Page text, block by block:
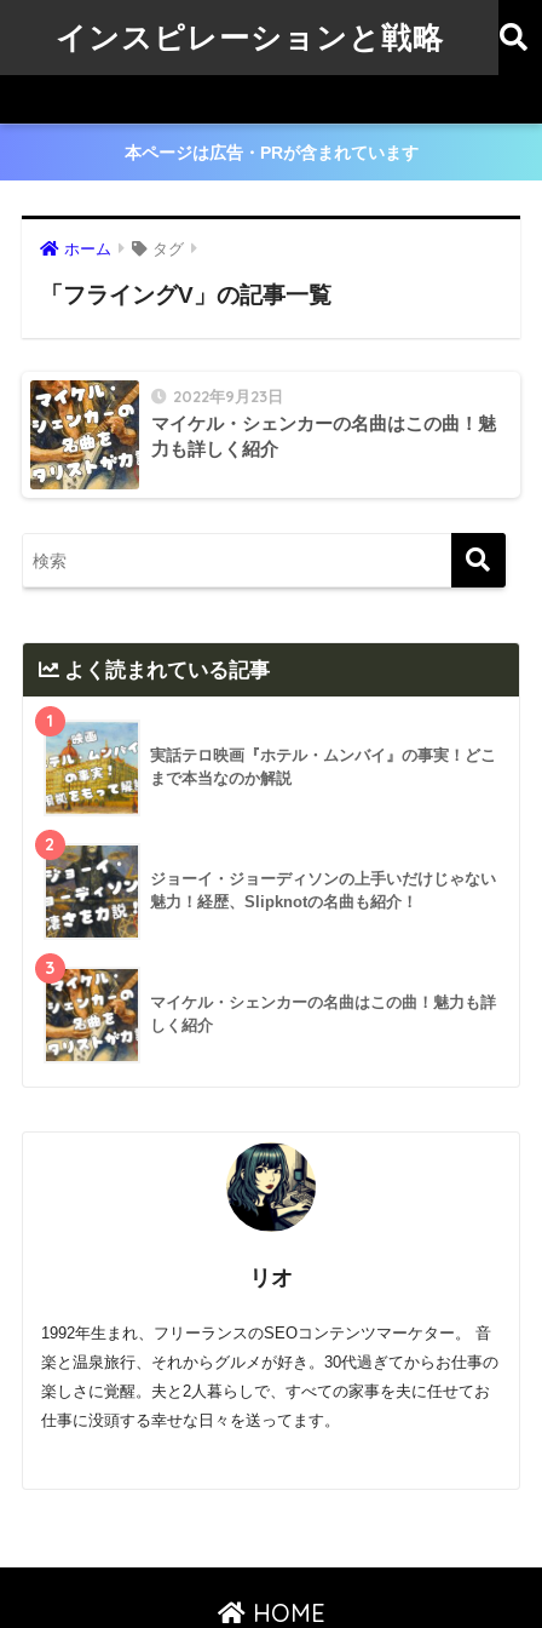
インスピレーションと戦略
本ページは広告・PRが含まれています
ホーム タグ
「フライングV」の記事一覧
2022年9月23日
マイケル・シェンカーの名曲はこの曲！魅
力も詳しく紹介
よく読まれている記事
1
実話テロ映画『ホテル・ムンバイ』の事実！どこ
まで本当なのか解説
2
ジョーイ・ジョーディソンの上手いだけじゃない
魅力！経歴、Slipknotの名曲も紹介！
3
マイケル・シェンカーの名曲はこの曲！魅力も詳
しく紹介
リオ
1992年生まれ、フリーランスのSEOコンテンツマーケター。 音
楽と温泉旅行、それからグルメが好き。30代過ぎてからお仕事の
楽しさに覚醒。夫と2人暮らしで、すべての家事を夫に任せてお
仕事に没頭する幸せな日々を送ってます。
HOME